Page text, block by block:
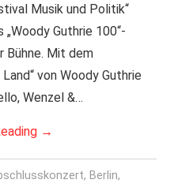
Musik und Politik“
Guthrie 100“-
Bühne. Mit dem
von Woody Guthrie
Wenzel &…
→
, Berlin,